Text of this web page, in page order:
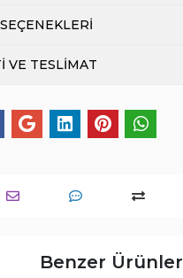
VE TESLİMAT
Benzer Ürünler